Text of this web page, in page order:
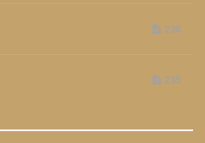
236
235